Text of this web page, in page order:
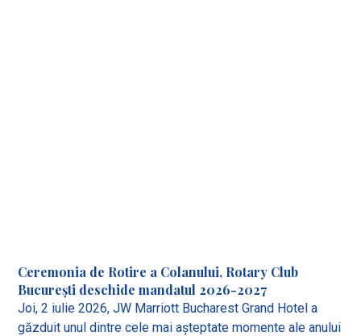
Ceremonia de Rotire a Colanului, Rotary Club
București deschide mandatul 2026-2027
Joi, 2 iulie 2026, JW Marriott Bucharest Grand Hotel a
găzduit unul dintre cele mai așteptate momente ale anului